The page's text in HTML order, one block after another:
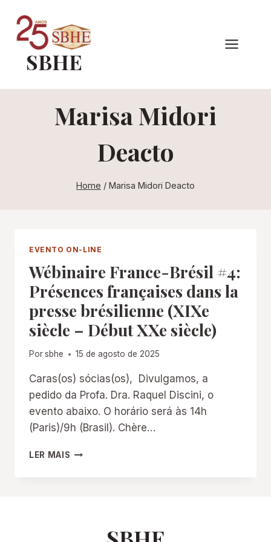
para
ConteúdoSBHE
Marisa Midori
Deacto
Home / Marisa Midori Deacto
EVENTO ON-LINE
Wébinaire France-Brésil #4:
Présences françaises dans la
presse brésilienne (XIXe
siècle – Début XXe siècle)
Porsbhe 15 de agosto de 2025
Caras(os) sócias(os), Divulgamos, a
pedido da Profa. Dra. Raquel Discini, o
evento abaixo. O horário será às 14h
(Paris)/9h (Brasil). Chère…
LER MAIS WÉBINAIRE